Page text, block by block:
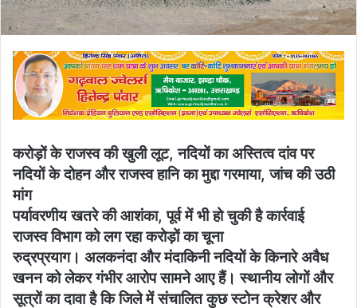
करोड़ों के राजस्व की खुली लूट, नदियों का अस्तित्व दांव पर
नदियों के दोहन और राजस्व हानि का मुद्दा गरमाया, जांच की उठी
मांग
पर्यावरणीय खतरे की आशंका, पूर्व में भी हो चुकी है कार्रवाई
राजस्व विभाग को लग रहा करोड़ों का चूना
रुद्रप्रयाग। अलकनंदा और मंदाकिनी नदियों के किनारे अवैध
खनन को लेकर गंभीर आरोप सामने आए हैं। स्थानीय लोगों और
सूत्रों का दावा है कि जिले में संचालित कुछ स्टोन क्रेशर और